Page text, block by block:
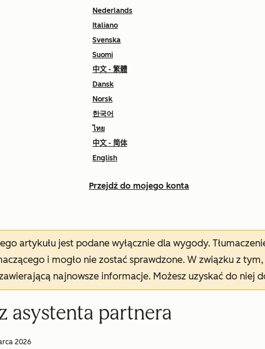
Nederlands
Italiano
Svenska
Suomi
中文 - 繁體
Dansk
Norsk
한국어
ไทย
中文 - 简体
English
Przejdź do mojego konta
artykułu jest podane wyłącznie dla wygody.
i mogło nie zostać sprawdzone. W związku z
najnowsze informacje. Możesz uzyskać do niej
asystenta partnera
2026